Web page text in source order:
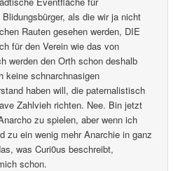
als die wir ja nicht
Rauten gesehen werden, DIE
für den Verein wie das von
werden den Orth schon deshalb
keine schnarchnasigen
haben will, die paternalistisch
Zahlvieh richten. Nee. Bin jetzt
zu spielen, aber wenn ich
zu ein wenig mehr Anarchie in ganz
was Curi0us beschreibt,
schon.